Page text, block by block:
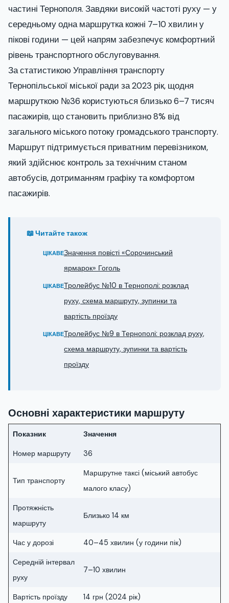
частині Тернополя. Завдяки високій частоті руху — у
середньому одна маршрутка кожні 7–10 хвилин у
пікові години — цей напрям забезпечує комфортний
рівень транспортного обслуговування.
За статистикою Управління транспорту
Тернопільської міської ради за 2023 рік, щодня
маршруткою №36 користуються близько 6–7 тисяч
пасажирів, що становить приблизно 8% від
загального міського потоку громадського транспорту.
Маршрут підтримується приватним перевізником,
який здійснює контроль за технічним станом
автобусів, дотриманням графіку та комфортом
пасажирів.
📖 Читайте також
ЦІКАВЕЗначення повісті «Сорочинський
ярмарок» Гоголь
ЦІКАВЕТролейбус №10 в Тернополі: розклад
руху, схема маршруту, зупинки та
вартість проїзду
ЦІКАВЕТролейбус №9 в Тернополі: розклад руху,
схема маршруту, зупинки та вартість
проїзду
Основні характеристики маршруту
Показник Значення
Номер маршруту 36
Тип транспорту
Маршрутне таксі (міський автобус
малого класу)
Протяжність
маршруту
Близько 14 км
Час у дорозі 40–45 хвилин (у години пік)
Середній інтервал
руху
7–10 хвилин
Вартість проїзду 14 грн (2024 рік)